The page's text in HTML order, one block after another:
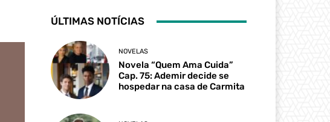
ÚLTIMAS NOTÍCIAS
NOVELAS
Novela “Quem Ama Cuida”
Cap. 75: Ademir decide se
hospedar na casa de Carmita